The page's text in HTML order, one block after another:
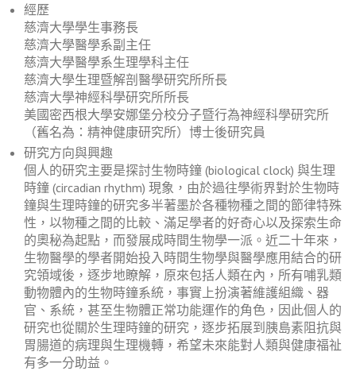
經歷
慈濟大學學生事務長
慈濟大學醫學系副主任
慈濟大學醫學系生理學科主任
慈濟大學生理暨解剖醫學研究所所長
慈濟大學神經科學研究所所長
美國密西根大學安娜堡分校分子暨行為神經科學研究所
（舊名為：精神健康研究所）博士後研究員
研究方向與興趣
個人的研究主要是探討生物時鐘 (biological clock) 與生理
時鐘 (circadian rhythm) 現象，由於過往學術界對於生物時
鐘與生理時鐘的研究多半著墨於各種物種之間的節律特殊
性，以物種之間的比較、滿足學者的好奇心以及探索生命
的奧秘為起點，而發展成時間生物學一派。近二十年來，
生物醫學的學者開始投入時間生物學與醫學應用結合的研
究領域後，逐步地瞭解，原來包括人類在內，所有哺乳類
動物體內的生物時鐘系統，事實上扮演著維護組織、器
官、系統，甚至生物體正常功能運作的角色，因此個人的
研究也從關於生理時鐘的研究，逐步拓展到胰島素阻抗與
胃腸道的病理與生理機轉，希望未來能對人類與健康福祉
有多一分助益。